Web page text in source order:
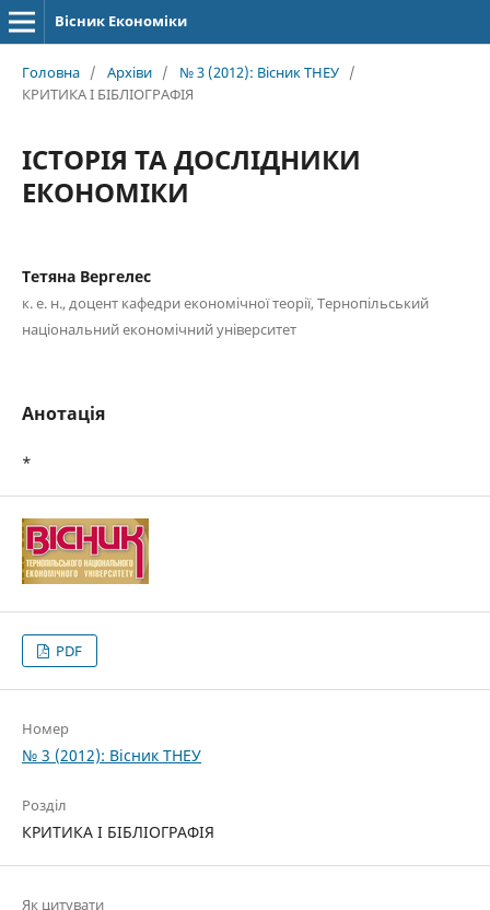
Вісник Економіки
Головна / Архіви / № 3 (2012): Вісник ТНЕУ /
КРИТИКА І БІБЛІОГРАФІЯ
ІСТОРІЯ ТА ДОСЛІДНИКИ
ЕКОНОМІКИ
Тетяна Вергелес
к. е. н., доцент кафедри економічної теорії, Тернопільський
національний економічний університет
Анотація
*
PDF
Номер
№ 3 (2012): Вісник ТНЕУ
Розділ
КРИТИКА І БІБЛІОГРАФІЯ
Як цитувати